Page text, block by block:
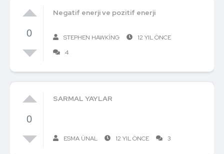
0
Negatif enerji ve pozitif enerji
STEPHEN HAWKING
12 YIL ÖNCE
4
0
SARMAL YAYLAR
ESMA ÜNAL 12 YIL ÖNCE 3